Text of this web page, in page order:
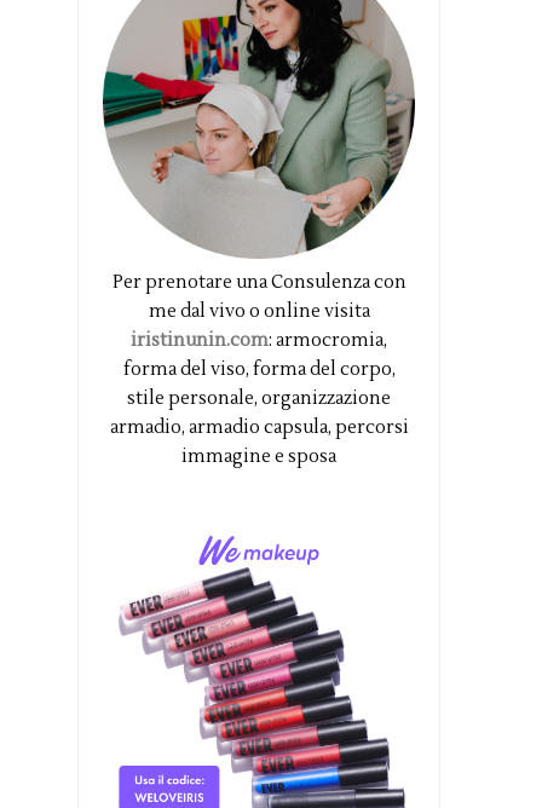
Per prenotare una Consulenza con
me dal vivo o online visita
iristinunin.com: armocromia,
forma del viso, forma del corpo,
stile personale, organizzazione
armadio, armadio capsula, percorsi
immagine e sposa